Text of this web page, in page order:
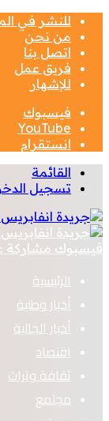
للنشر في
من نحن
اتصل بنا
فريق عمل
للإشهار
فيسبوك
‫YouTube
انستقرام
القائمة
تسجيل
فيسبوك مشاركة
الرئيسية
أخبار وطنية
أخبار الجالية
اقتصاد
ثقافة وتراث
مجتمع